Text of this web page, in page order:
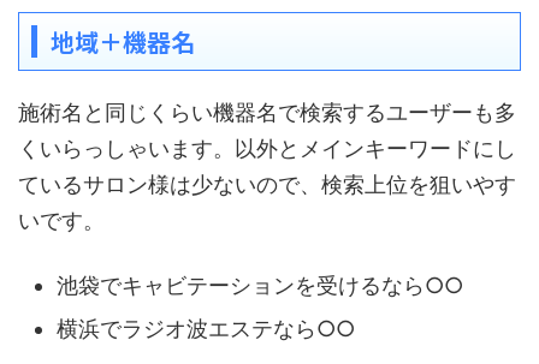
地域＋機器名
施術名と同じくらい機器名で検索するユーザーも多
くいらっしゃいます。以外とメインキーワードにし
ているサロン様は少ないので、検索上位を狙いやす
いです。
池袋でキャビテーションを受けるなら○○
横浜でラジオ波エステなら○○